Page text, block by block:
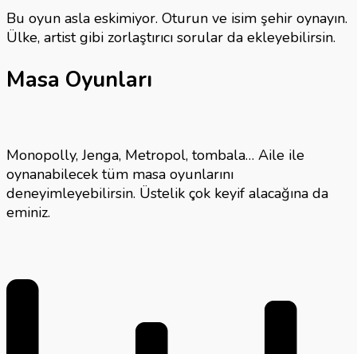
Bu oyun asla eskimiyor. Oturun ve isim şehir oynayın.
Ülke, artist gibi zorlaştırıcı sorular da ekleyebilirsin.
Masa Oyunları
Monopolly, Jenga, Metropol, tombala… Aile ile
oynanabilecek tüm masa oyunlarını
deneyimleyebilirsin. Üstelik çok keyif alacağına da
eminiz.